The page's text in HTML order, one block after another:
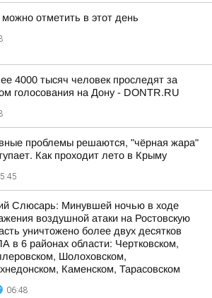
можно отметить в этот день
4000 тысяч человек проследят за
голосования на Дону - DONTR.RU
проблемы решаются, "чёрная жара"
Как проходит лето в Крыму
Слюсарь: Минувшей ночью в ходе
воздушной атаки на Ростовскую
уничтожено более двух десятков
в 6 районах области: Чертковском,
Шолоховском,
Каменском, Тарасовском
06:48